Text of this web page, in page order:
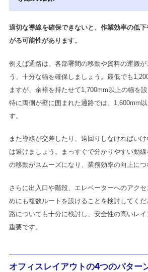
適切な導線を確保できないと、作業効率の低
がる可能性があります。
例えば通路は、各部署間の移動や資料の運搬
う、十分な幅を確保しましょう。最低でも
ますが、余裕を持たせて1,700mm以上の幅を
特に両側が壁に囲まれた通路では、1,600mm
す。
また導線が交差したり、遠回りしなければい
は避けましょう。まっすぐで分かりやすい動
の移動がスムーズになり、業務効率の向上につ
さらに出入口や階段、エレベーターへのアク
めにも複数ルートを設けることを検討してく
路についても十分に検討し、安全性の高いレ
重要です。
オフィスレイアウトの4つのパター